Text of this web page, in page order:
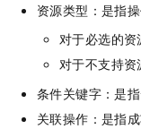
资源类型：是指
对于必选的资
对于不支持
条件关键字：是
关联操作：是指